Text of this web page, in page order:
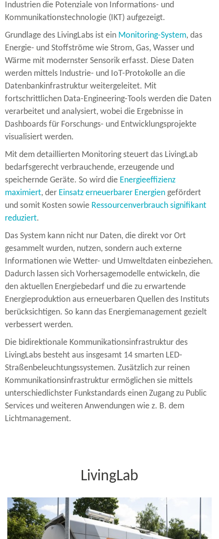
Industrien die Potenziale von Informations-​ und
Kommunikationstechnologie (IKT) aufgezeigt.
Grundlage des LivingLabs ist ein Monitoring-​System, das
Energie-​ und Stoffströme wie Strom, Gas, Wasser und
Wärme mit modernster Sensorik erfasst. Diese Daten
werden mittels Industrie-​ und IoT-​Protokolle an die
Datenbankinfrastruktur weitergeleitet. Mit
fortschrittlichen Data-​Engineering-Tools werden die Daten
verarbeitet und analysiert, wobei die Ergebnisse in
Dashboards für Forschungs-​ und Entwicklungsprojekte
visualisiert werden.
Mit dem detaillierten Monitoring steuert das LivingLab
bedarfsgerecht verbrauchende, erzeugende und
speichernde Geräte. So wird die Energieeffizienz
maximiert, der Einsatz erneuerbarer Energien gefördert
und somit Kosten sowie Ressourcenverbrauch signifikant
reduziert.
Das System kann nicht nur Daten, die direkt vor Ort
gesammelt wurden, nutzen, sondern auch externe
Informationen wie Wetter-​ und Umweltdaten einbeziehen.
Dadurch lassen sich Vorhersagemodelle entwickeln, die
den aktuellen Energiebedarf und die zu erwartende
Energieproduktion aus erneuerbaren Quellen des Instituts
berücksichtigen. So kann das Energiemanagement gezielt
verbessert werden.
Die bidirektionale Kommunikationsinfrastruktur des
LivingLabs besteht aus insgesamt 14 smarten LED-​
Straßenbeleuchtungssystemen. Zusätzlich zur reinen
Kommunikationsinfrastruktur ermöglichen sie mittels
unterschiedlichster Funkstandards einen Zugang zu Public
Services und weiteren Anwendungen wie z. B. dem
Lichtmanagement.
LivingLab